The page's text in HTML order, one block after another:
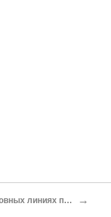
О новых пьесах и основных линиях пролетарского искусства* →